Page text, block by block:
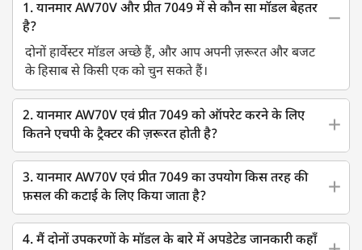
1. यानमार AW70V और प्रीत 7049 में से कौन सा मॉडल बेहतर
है?
दोनों हार्वेस्टर मॉडल अच्छे हैं, और आप अपनी ज़रूरत और बजट
के हिसाब से किसी एक को चुन सकते हैं।
2. यानमार AW70V एवं प्रीत 7049 को ऑपरेट करने के लिए
कितने एचपी के ट्रैक्टर की ज़रूरत होती है?
3. यानमार AW70V एवं प्रीत 7049 का उपयोग किस तरह की
फ़सल की कटाई के लिए किया जाता है?
4. मैं दोनों उपकरणों के मॉडल के बारे में अपडेटेड जानकारी कहाँ